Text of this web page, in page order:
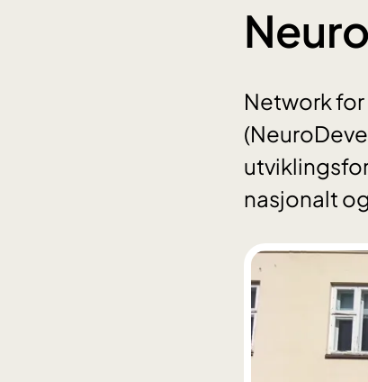
Network
nasjonalt